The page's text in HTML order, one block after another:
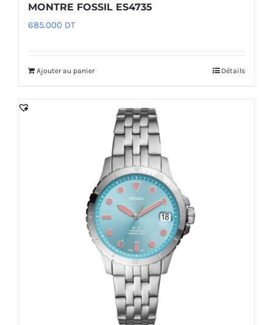
MONTRE FOSSIL ES4735
685.000 DT
Ajouter au panier Détails